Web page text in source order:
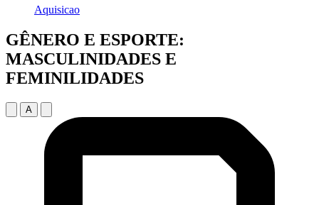
Aquisicao
GÊNERO E ESPORTE:
MASCULINIDADES E
FEMINILIDADES
A